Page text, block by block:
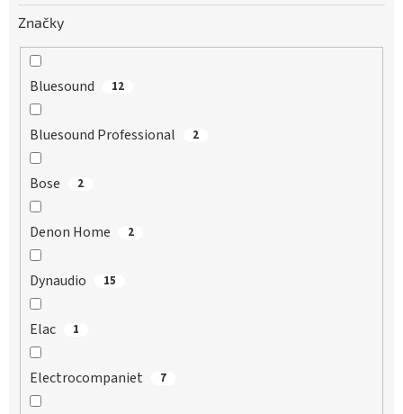
Značky
Bluesound 12
Bluesound Professional 2
Bose 2
Denon Home 2
Dynaudio 15
Elac 1
Electrocompaniet 7